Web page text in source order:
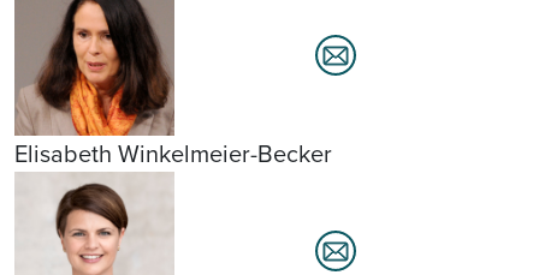
Elisabeth Winkelmeier-Becker